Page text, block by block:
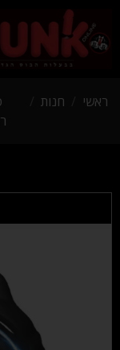
ראשי חנות